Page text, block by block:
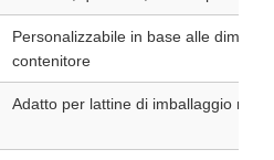
Personalizzabile in base alle
contenitore
Adatto per lattine di imballaggio